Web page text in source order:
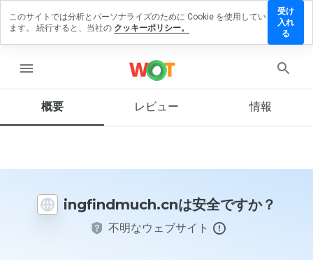
menu
概要 レビュー 情報
ingfindmuch.cnは安全ですか？
不明なウェブサイト
ューを
この
イト
このサイトでは分析とパーソナライズのために Cookie を使用してい
ます。 続行すると、当社の クッキーポリシー。
受け
入れ
る